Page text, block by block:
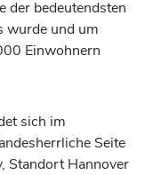
der bedeutendsten
wurde und um
Einwohnern
sich im
Seite
Standort Hannover